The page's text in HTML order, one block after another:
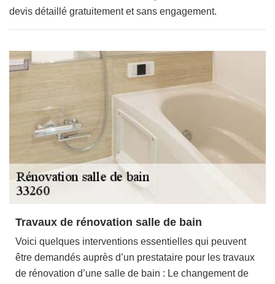
devis détaillé gratuitement et sans engagement.
Travaux de rénovation salle de bain
Voici quelques interventions essentielles qui peuvent
être demandés auprès d’un prestataire pour les travaux
de rénovation d’une salle de bain : Le changement de